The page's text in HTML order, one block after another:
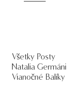
Všetky Posty
Natalia Germáni
Vianočné Balíky